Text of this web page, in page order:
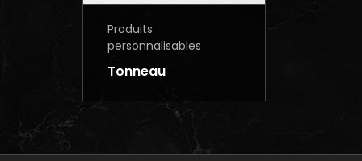
Produits
personnalisables
Tonneau